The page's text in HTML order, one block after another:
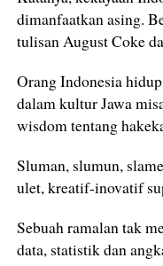
dimanfaatkan asing.
tulisan August Coke
Orang Indonesia
dalam kultur Jawa
wisdom tentang
Sluman, slumun,
ulet, kreatif-inovatif
Sebuah ramalan tak
data, statistik dan